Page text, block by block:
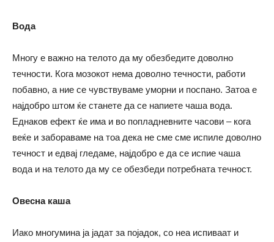
Вода
Многу е важно на телото да му обезбедите доволно
течности. Кога мозокот нема доволно течности, работи
побавно, а ние се чувствуваме уморни и поспано. Затоа е
најдобро штом ќе станете да се напиете чаша вода.
Еднаков ефект ќе има и во попладневните часови – кога
веќе и забораваме на тоа дека не сме сме испиле доволно
течност и едвај гледаме, најдобро е да се испие чаша
вода и на телото да му се обезбеди потребната течност.
Овесна каша
Иако многумина ја јадат за појадок, со неа испиваат и